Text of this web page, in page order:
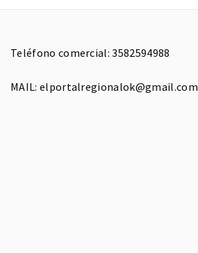
Teléfono comercial: 3582594988
MAIL: elportalregionalok@gmail.com